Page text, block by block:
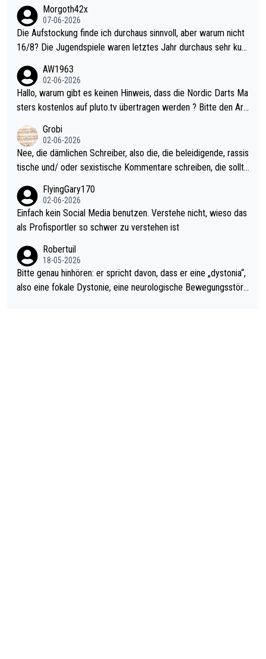
Morgoth42x
07-06-2026
Die Aufstockung finde ich durchaus sinnvoll, aber warum nicht
16/8? Die Jugendspiele waren letztes Jahr durchaus sehr kurz
Allerdings ist Mitchell Lawrie als Nummer 1 der Welt eh qualifi
ziert. Somit ändert die automatische Qualifikation des Weltmei
sters erstmal nichts. Ich denke sie wollen damit für nächstes J
ohl wenig WDF Turniere spielen. Dies war bei Archie Self letzt
es Jahr der Fall. Er musste als amtierender Weltmeister durch
den Qualifier und ich glaube kaum, dass Mitchel sich das (in Ve
el hat.
AW1963
02-06-2026
Hallo, warum gibt es keinen Hinweis, dass die Nordic Darts Ma
sters kostenlos auf pluto.tv übertragen werden ? Bitte den Arti
Grobi
02-06-2026
Nee, die dämlichen Schreiber, also die, die beleidigende, rassis
tische und/ oder sexistische Kommentare schreiben, die sollte
s Leben in den Griff kriegen. Nur eins wundert mich: Luke Little
r war doch neulich erst derjenige, der über Social Media GvV p
rovoziert hat. Und Littlers Mutter schießt öfters mal gegen Ric
FlyingGary170
02-06-2026
Einfach kein Social Media benutzen. Verstehe nicht, wieso das
als Profisportler so schwer zu verstehen ist
Robertuil
18-05-2026
Bitte genau hinhören: er spricht davon, dass er eine „dystonia“,
also eine fokale Dystonie, eine neurologische Bewegungsstöru